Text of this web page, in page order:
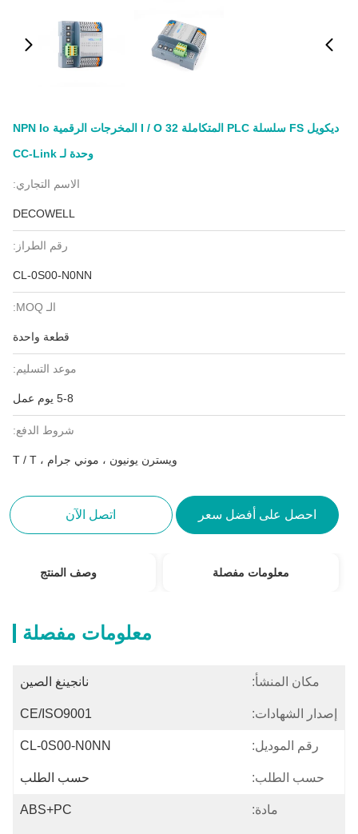
ديكويل FS سلسلة PLC المتكاملة I / O 32 المخرجات الرقمية NPN Io
وحدة لـ CC-Link
الاسم التجاري:
DECOWELL
رقم الطراز:
CL-0S00-N0NN
الـ MOQ:
قطعة واحدة
موعد التسليم:
5-8 يوم عمل
شروط الدفع:
ويسترن يونيون ، موني جرام ، T / T
احصل على أفضل سعر اتصل الآن
معلومات مفصلة وصف المنتج
معلومات مفصلة
مكان المنشأ: نانجينغ الصين
إصدار الشهادات: CE/ISO9001
رقم الموديل: CL-0S00-N0NN
حسب الطلب: حسب الطلب
مادة: ABS+PC